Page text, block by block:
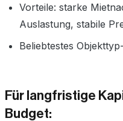
Vorteile: starke
Auslastung, stabile
Beliebtestes
Für langfristige
Budget: